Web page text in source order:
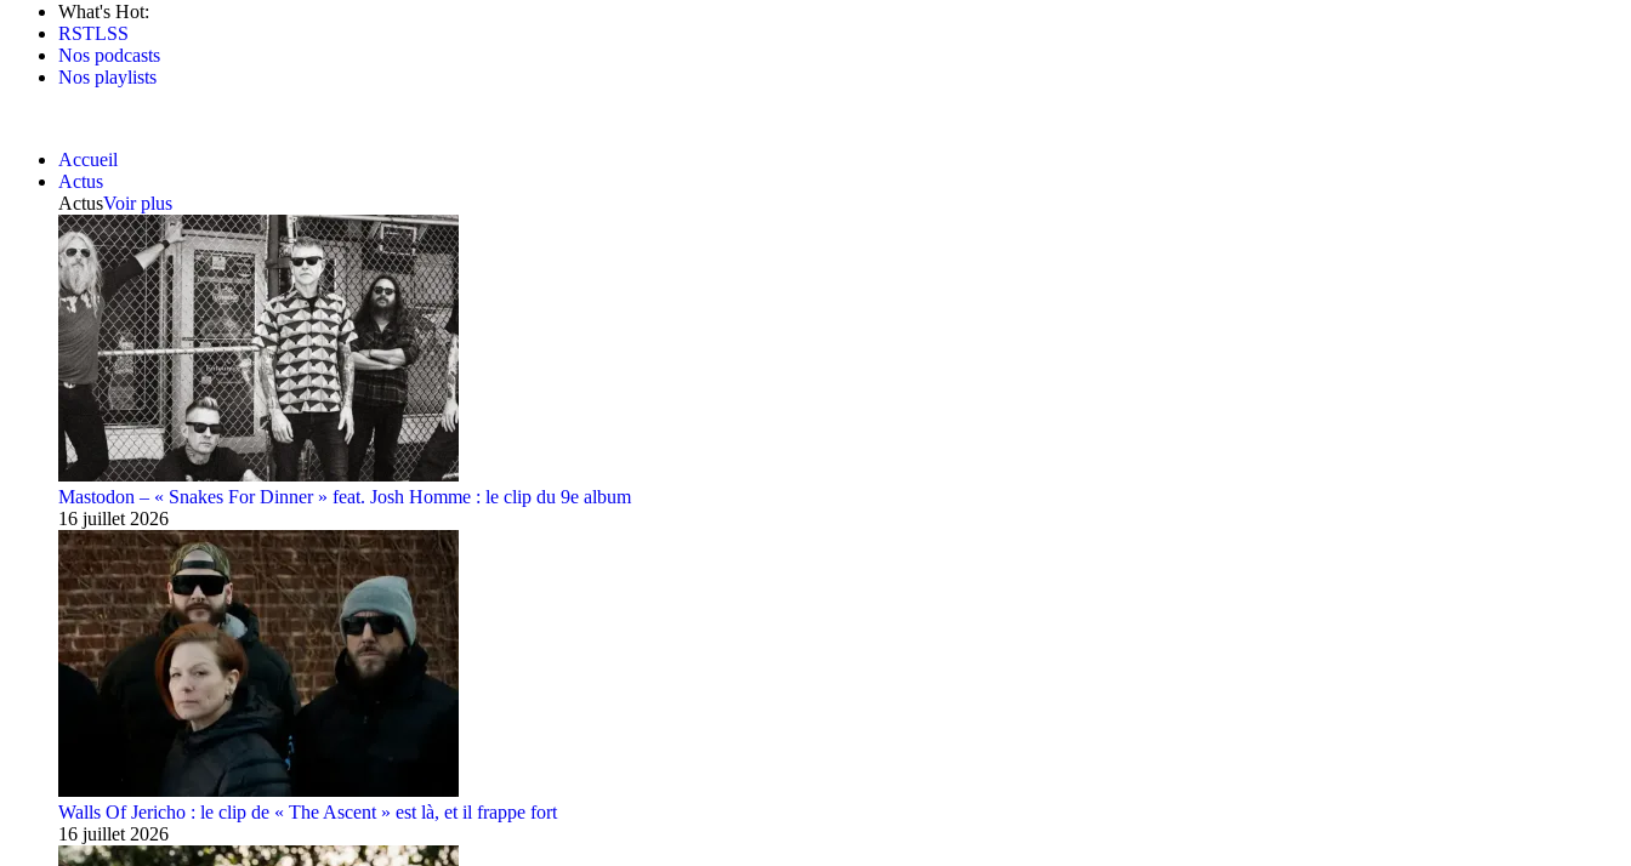
What's Hot:
RSTLSS
Nos podcasts
Nos playlists
Accueil
Actus
ActusVoir plus
Mastodon – « Snakes For Dinner » feat. Josh Homme : le clip du 9e album
16 juillet 2026
Walls Of Jericho : le clip de « The Ascent » est là, et il frappe fort
16 juillet 2026